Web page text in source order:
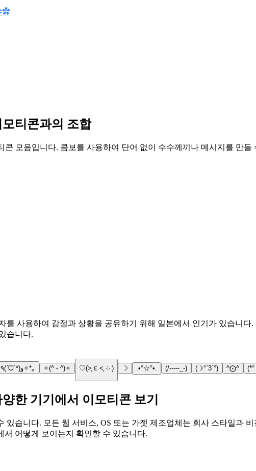
티콘과의 조합
콘 모음입니다. 콤보를 사용하여 단어 없이 수수께끼나 메시지를 만들
를 사용하여 감정과 상황을 공유하기 위해 일본에서 인기가 있습니
습니다.
✧*｡٩(ˊᗜˋ*)و✧*｡ ✧(^ - ^)✧ ♡(˃͈ દ ˂͈ ༶ ) ☽ .•°☆°•. (/-----_-) (☽°ˊ3ˋ°) ^⨀^ (*°
한 기기에서 이모티콘 보기
있습니다. 모든 웹 서비스, OS 또는 가젯 제조업체는 회사 스타일과
어떻게 보이는지 확인할 수 있습니다.